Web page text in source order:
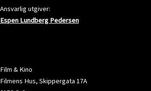
Ansvarlig utgiver:
Espen Lundberg Pedersen
Film & Kino
Filmens Hus, Skippergata 17A